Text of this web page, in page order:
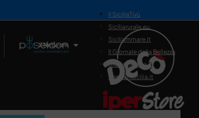
Il Network
il SiciliaTivù
Siciliarurale.eu
Siciliammare.it
Il Giornale della Bellezza
Siciliamedica.it
Sanitainsicilia.it